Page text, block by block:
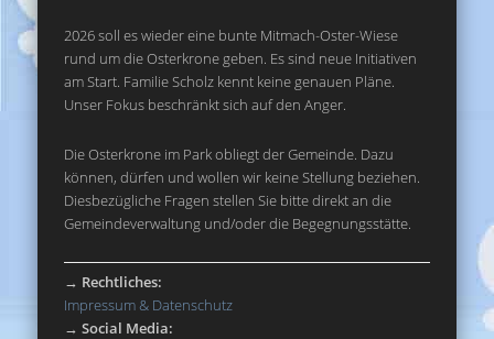
2026 soll es wieder eine bunte Mitmach-Oster-Wiese
rund um die Osterkrone geben. Es sind neue Initiativen
am Start. Familie Scholz kennt keine genauen Pläne.
Unser Fokus beschränkt sich auf den Anger.
Die Osterkrone im Park obliegt der Gemeinde. Dazu
können, dürfen und wollen wir keine Stellung beziehen.
Diesbezügliche Fragen stellen Sie bitte direkt an die
Gemeindeverwaltung und/oder die Begegnungsstätte.
→ Rechtliches:
Impressum & Datenschutz
→Social Media: